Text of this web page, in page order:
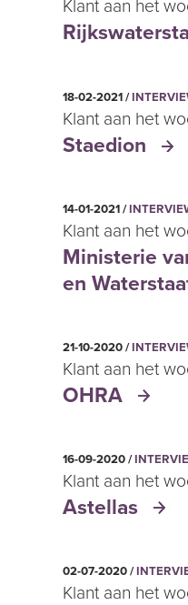
Klant aan het
18-02-2021 /
Klant aan het
Staedion
14-01-2021 /
Klant aan het
Ministerie
en
21-10-2020 /
Klant aan het
OHRA
16-09-2020 /
Klant aan het
Astellas
02-07-2020 /
Klant aan het